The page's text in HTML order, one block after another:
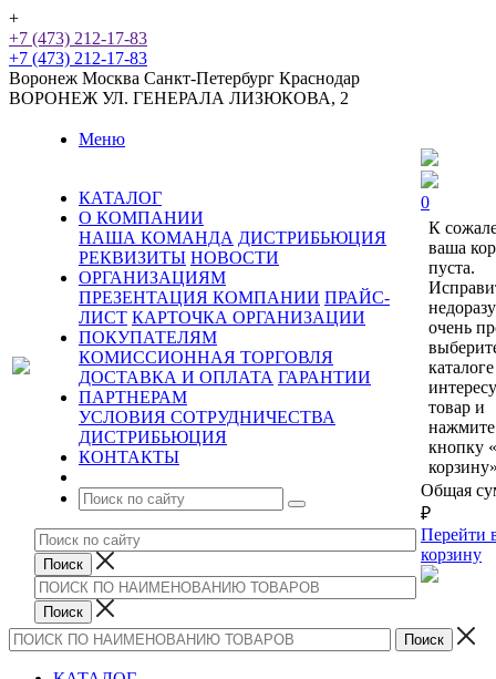
+
+7 (473) 212-17-83
+7 (473) 212-17-83
Воронеж Москва Санкт-Петербург Краснодар
ВОРОНЕЖ УЛ. ГЕНЕРАЛА ЛИЗЮКОВА, 2
Меню
КАТАЛОГ
О КОМПАНИИ
НАША КОМАНДА ДИСТРИБЬЮЦИЯ
РЕКВИЗИТЫ НОВОСТИ
ОРГАНИЗАЦИЯМ
ПРЕЗЕНТАЦИЯ КОМПАНИИ ПРАЙС-
ЛИСТ КАРТОЧКА ОРГАНИЗАЦИИ
ПОКУПАТЕЛЯМ
КОМИССИОННАЯ ТОРГОВЛЯ
ДОСТАВКА И ОПЛАТА ГАРАНТИИ
ПАРТНЕРАМ
УСЛОВИЯ СОТРУДНИЧЕСТВА
ДИСТРИБЬЮЦИЯ
КОНТАКТЫ
0
К
ваша
пуста.
очень
каталоге
товар и
нажмите
кнопку
Общая
₽
Перейти
корзину